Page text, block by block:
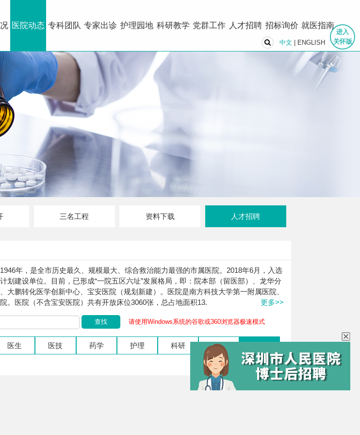
医院动态 专科团队 专家出诊 护理园地 科研教学 党群工作 人才招聘 招标询价 就医指南
进入
关怀版
中文 ENGLISH
三名工程 资料下载 人才招聘
年，是全市历史最久、规模最大、综合救治能力最强的市属医院。2018年6月，入选
划建设单位。目前，已形成“一院五区六址”发展格局，即：院本部（留医部）、龙华分
大鹏转化医学创新中心、宝安医院（规划新建）。医院是南方科技大学第一附属医院、
。医院（不含宝安医院）共有开放床位3060张，总占地面积13.
更多>>
查找 请使用Windows系统的谷歌或360浏览器极速模式
医生 医技 药学 护理 科研 行政后勤